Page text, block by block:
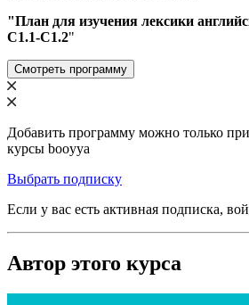
"План для изучения лексики
С1.1-C1.2"
Смотреть программу
Добавить программу можно только
курсы booyya
Выбрать подписку
Если у вас есть активная подписка,
Автор этого курса